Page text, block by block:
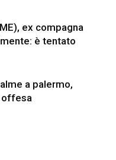
ex compagna
è tentato
a palermo,
offesa